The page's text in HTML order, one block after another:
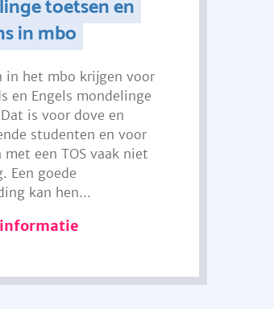
toetsen en
in mbo
in het mbo krijgen voor
en Engels mondelinge
is voor dove en
studenten en voor
een TOS vaak niet
Een goede
kan hen...